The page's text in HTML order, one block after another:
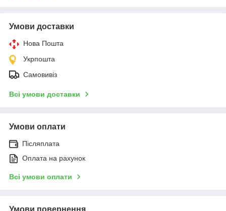
Умови доставки
Нова Пошта
Укрпошта
Самовивіз
Всі умови доставки
Умови оплати
Післяплата
Оплата на рахунок
Всі умови оплати
Умови повернення